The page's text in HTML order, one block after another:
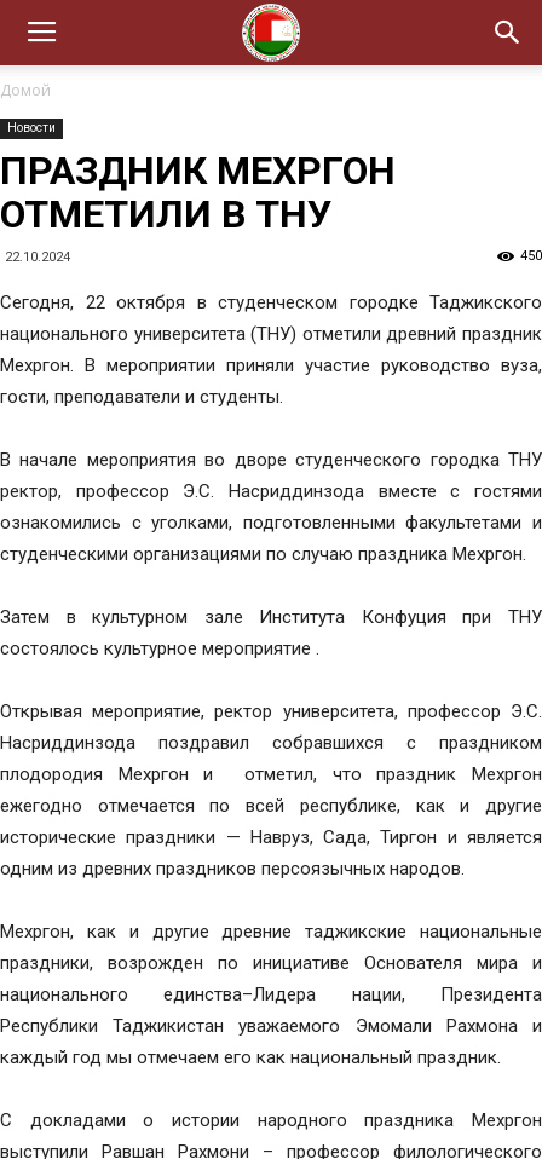
Домой
Новости
ПРАЗДНИК МЕХРГОН
ОТМЕТИЛИ В ТНУ
22.10.2024 450
Сегодня, 22 октября в студенческом городке Таджикского
национального университета (ТНУ) отметили древний праздник
Мехргон. В мероприятии приняли участие руководство вуза,
гости, преподаватели и студенты.
В начале мероприятия во дворе студенческого городка ТНУ
ректор, профессор Э.С. Насриддинзода вместе с гостями
ознакомились с уголками, подготовленными факультетами и
студенческими организациями по случаю праздника Мехргон.
Затем в культурном зале Института Конфуция при ТНУ
состоялось культурное мероприятие .
Открывая мероприятие, ректор университета, профессор Э.С.
Насриддинзода поздравил собравшихся с праздником
плодородия Мехргон и отметил, что праздник Мехргон
ежегодно отмечается по всей республике, как и другие
исторические праздники — Навруз, Сада, Тиргон и является
одним из древних праздников персоязычных народов.
Мехргон, как и другие древние таджикские национальные
праздники, возрожден по инициативе Основателя мира и
национального единства–Лидера нации, Президента
Республики Таджикистан уважаемого Эмомали Рахмона и
каждый год мы отмечаем его как национальный праздник.
С докладами о истории народного праздника Мехргон
выступили Равшан Рахмони – профессор филологического